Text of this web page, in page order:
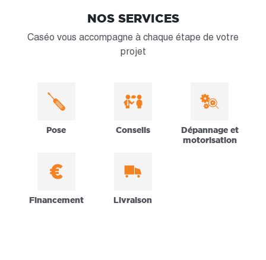
NOS SERVICES
Caséo vous accompagne à chaque étape de votre
projet
Pose Conseils
Dépannage et
motorisation
Financement Livraison